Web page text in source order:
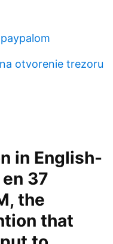
otvorenie trezoru
in English-
37
the
that